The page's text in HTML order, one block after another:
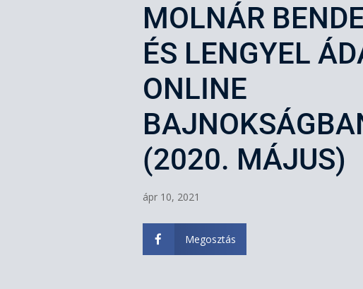
MOLNÁR
ÉS LENGYEL
ONLINE
(2020. MÁJUS)
ápr 10, 2021
 Megosztás